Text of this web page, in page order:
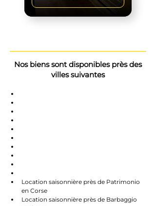
Nos biens sont disponibles près des
villes suivantes
Location saisonnière près de Patrimonio
en Corse
Location saisonnière près de Barbaggio